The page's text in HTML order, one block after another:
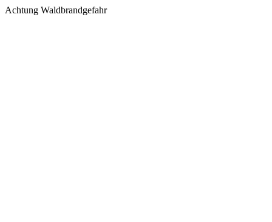
Achtung Waldbrandgefahr